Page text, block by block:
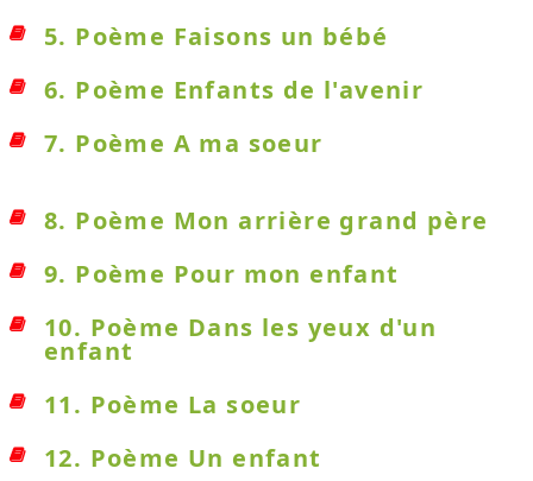
5. Poème Faisons un bébé
6. Poème Enfants de l'avenir
7. Poème A ma soeur
8. Poème Mon arrière grand père
9. Poème Pour mon enfant
10. Poème Dans les yeux d'un
enfant
11. Poème La soeur
12. Poème Un enfant